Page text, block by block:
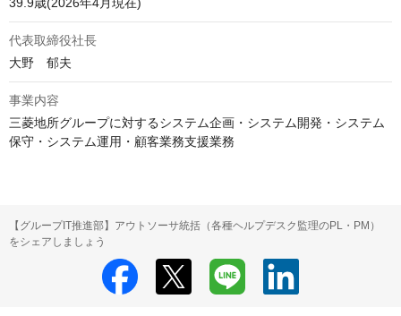
代表取締役社長
大野　郁夫
事業内容
三菱地所グループに対するシステム企画・システム開発・システム
保守・システム運用・顧客業務支援業務
【グループIT推進部】アウトソーサ統括（各種ヘルプデスク監理のPL・PM）
をシェアしましょう